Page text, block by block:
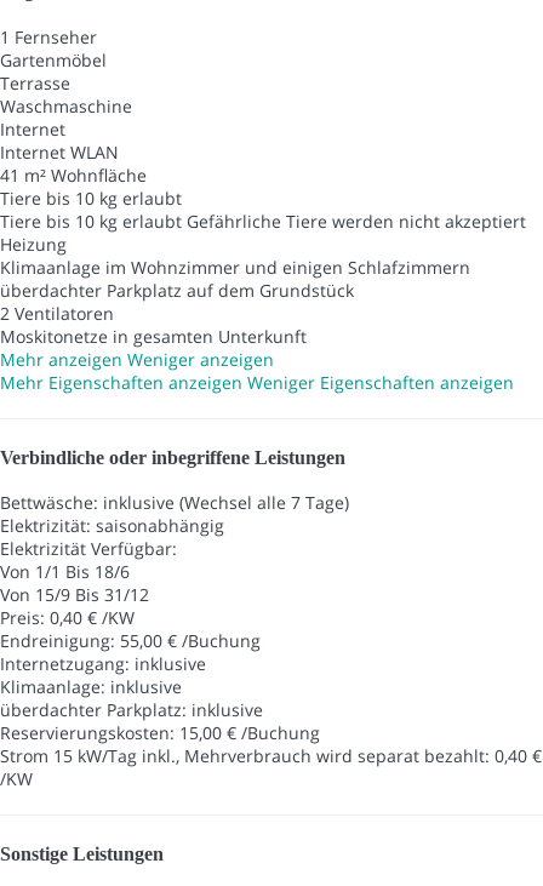
1 Fernseher
Gartenmöbel
Terrasse
Waschmaschine
Internet
Internet WLAN
41 m² Wohnfläche
Tiere bis 10 kg erlaubt
Tiere bis 10 kg erlaubt Gefährliche Tiere werden nicht akzeptiert
Heizung
Klimaanlage im Wohnzimmer und einigen Schlafzimmern
überdachter Parkplatz auf dem Grundstück
2 Ventilatoren
Moskitonetze in gesamten Unterkunft
Mehr anzeigen Weniger anzeigen
Mehr Eigenschaften anzeigen Weniger Eigenschaften anzeigen
Verbindliche oder inbegriffene Leistungen
Bettwäsche: inklusive (Wechsel alle 7 Tage)
Elektrizität: saisonabhängig
Elektrizität Verfügbar:
Von 1/1 Bis 18/6
Von 15/9 Bis 31/12
Preis: 0,40 € /KW
Endreinigung: 55,00 € /Buchung
Internetzugang: inklusive
Klimaanlage: inklusive
überdachter Parkplatz: inklusive
Reservierungskosten: 15,00 € /Buchung
Strom 15 kW/Tag inkl., Mehrverbrauch wird separat bezahlt: 0,40 €
/KW
Sonstige Leistungen